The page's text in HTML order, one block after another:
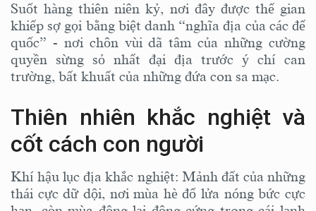
Suốt hàng thiên niên kỷ, nơi đây được thế gian
khiếp sợ gọi bằng biệt danh “nghĩa địa của các đế
quốc” - nơi chôn vùi dã tâm của những cường
quyền sừng sỏ nhất đại địa trước ý chí can
trường, bất khuất của những đứa con sa mạc.
Thiên nhiên khắc nghiệt và
cốt cách con người
Khí hậu lục địa khắc nghiệt: Mảnh đất của những
thái cực dữ dội, nơi mùa hè đổ lửa nóng bức cực